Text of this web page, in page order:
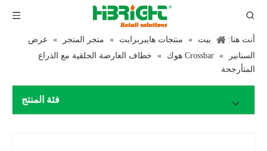
أنت هنا: بيت » منتجات هايبربرايت » متجر المتجر »
عرض
السنانير
» Crossbar هوك »
خطاف العارضة الحلقية مع الذراع
المتأرجحة
فئة المنتج